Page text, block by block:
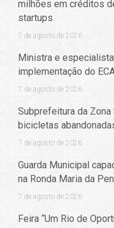
milhões em créditos
startups
7 de agosto de 2026
Ministra e
implementação do
7 de agosto de 2026
Subprefeitura da
bicicletas
7 de agosto de 2026
Guarda Municipal
na Ronda Maria da
7 de agosto de 2026
Feira “Um Rio de